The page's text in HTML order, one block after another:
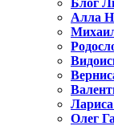
Блог
Алла
Олег